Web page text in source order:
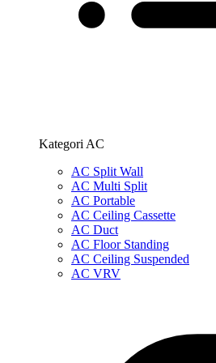
Kategori AC
AC Split Wall
AC Multi Split
AC Portable
AC Ceiling Cassette
AC Duct
AC Floor Standing
AC Ceiling Suspended
AC VRV